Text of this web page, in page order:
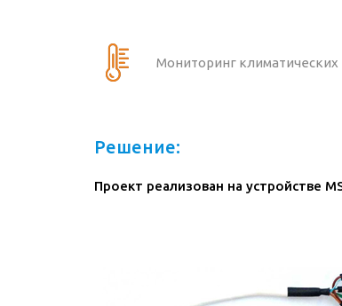
Мониторинг климатических
Решение:
Проект реализован на устройстве